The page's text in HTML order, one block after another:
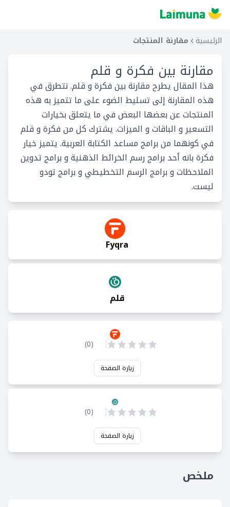
الرئيسية مقارنة المنتجات
مقارنة بين فكرة و قلم
هذا المقال يطرح مقارنة بين فكرة و قلم. نتطرق في
هذه المقارنة إلى تسليط الضوء على ما تتميز به هذه
المنتجات عن بعضها البعض في ما يتعلق بخيارات
التسعير و الباقات و الميزات. يشترك كل من فكرة و قلم
في كونهما من برامج مساعد الكتابة العربية. يتميز خيار
فكرة بانه أحد برامج رسم الخرائط الذهنية و برامج تدوين
الملاحظات و برامج الرسم التخطيطي و برامج تودو
ليست.
Fyqra
قلم
(
0
)
زيارة الصفحة
(
0
)
زيارة الصفحة
ملخص